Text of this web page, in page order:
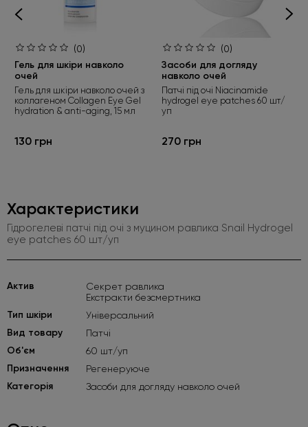
(0)
Гель для шкіри навколо
очей
Гель для шкіри навколо очей з
коллагеном Collagen Eye Gel
hydration & anti-aging, 15 мл
130 грн
(0)
Засоби для догляду
навколо очей
Патчі під очі Niacinamide
hydrogel eye patches 60 шт/
уп
270 грн
Характеристики
Гідрогелеві патчі під очі з муцином равлика Snail Hydrogel
eye patches 60 шт/уп
Актив
Секрет равлика
Екстракти безсмертника
Тип шкіри Універсальний
Вид товару Патчі
Об'єм 60 шт/уп
Призначення Регенеруюче
Категорія Засоби для догляду навколо очей